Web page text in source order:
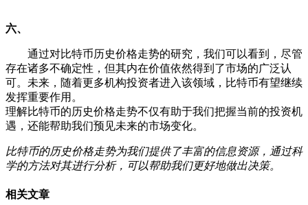
六、
通过对比特币历史价格走势的研究，我们可以看到，尽管
存在诸多不确定性，但其内在价值依然得到了市场的广泛认
可。未来，随着更多机构投资者进入该领域，比特币有望继续
发挥重要作用。
理解比特币的历史价格走势不仅有助于我们把握当前的投资机
遇，还能帮助我们预见未来的市场变化。
比特币的历史价格走势为我们提供了丰富的信息资源，通过科
学的方法对其进行分析，可以帮助我们更好地做出决策。
相关文章